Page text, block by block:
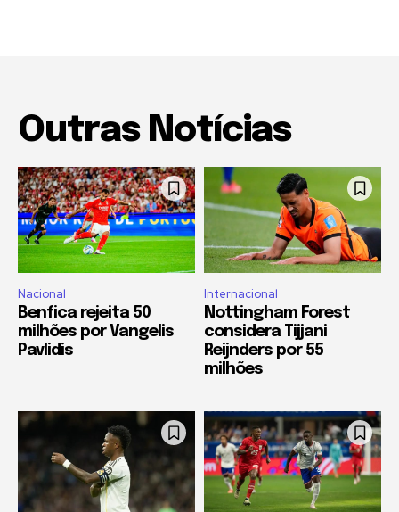
Outras Notícias
Nacional
Benfica rejeita 50
milhões por Vangelis
Pavlidis
Internacional
Nottingham Forest
considera Tijjani
Reijnders por 55
milhões